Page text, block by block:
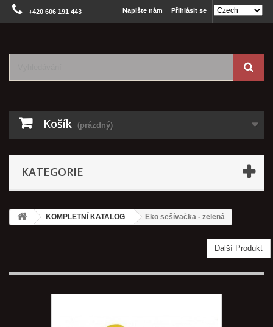
Přihlásit se
Napište nám
+420 606 191 443
Košík (prázdný)
KATEGORIE
KOMPLETNÍ KATALOG Eko sešívačka - zelená
Další Produkt